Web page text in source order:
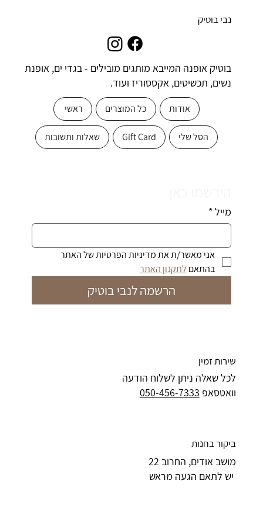
נבי בוטיק
בוטיק אופנה המייבא מותגים מובילים - בגדי ים, אופנת
נשים, תכשיטים, אקססוריז ועוד.
ראשי כל המוצרים אודות
שאלות ותשובות Gift Card הסל שלי
מייל *
בהתאם לתקנון האתר
הרשמה לנבי בוטיק
שירות זמין
לכל שאלה ניתן לשלוח הודעה
וואטסאפ 050-456-7333
ביקור בחנות
מושב אודים, החרוב 22
יש לתאם הגעה מראש